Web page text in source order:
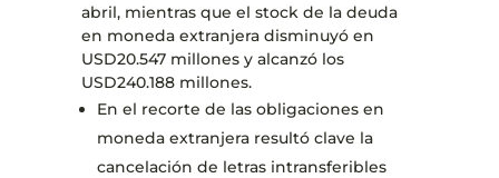
abril, mientras que el stock de la deuda
en moneda extranjera disminuyó en
USD20.547 millones y alcanzó los
USD240.188 millones.
En el recorte de las obligaciones en
moneda extranjera resultó clave la
cancelación de letras intransferibles